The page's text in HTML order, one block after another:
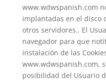
www.wdwspanish.com
implantadas en el disco
otros servidores.. El
navegador para que
instalación de las
www.wdwspanish.com,
posibilidad del Usuario